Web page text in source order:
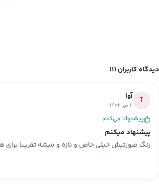
دیدگاه کاربران(1)
آ آوا
11 تیر 1402
پیشنهاد می‌کنم
پیشنهاد میکنم
رنگ صورتیش خیلی خاص و نازه و میشه تقریبا برای